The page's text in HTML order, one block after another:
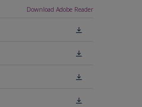
Download Adobe Reader